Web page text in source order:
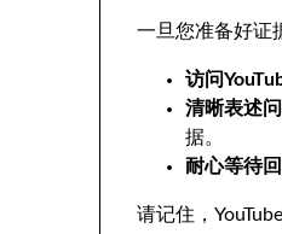
一旦您准备好证
访问
清晰表述问
据。
耐心等待回
请记住，